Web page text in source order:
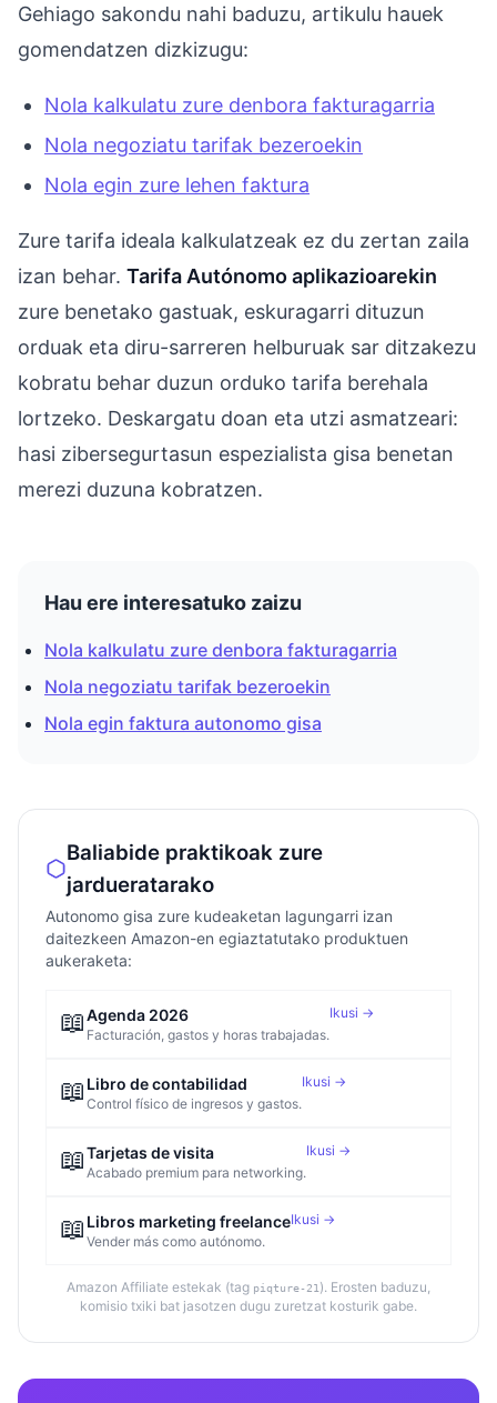
Gehiago sakondu nahi baduzu, artikulu hauek
gomendatzen dizkizugu:
Nola kalkulatu zure denbora fakturagarria
Nola negoziatu tarifak bezeroekin
Nola egin zure lehen faktura
Zure tarifa ideala kalkulatzeak ez du zertan zaila
izan behar. Tarifa Autónomo aplikazioarekin
zure benetako gastuak, eskuragarri dituzun
orduak eta diru-sarreren helburuak sar ditzakezu
kobratu behar duzun orduko tarifa berehala
lortzeko. Deskargatu doan eta utzi asmatzeari:
hasi zibersegurtasun espezialista gisa benetan
merezi duzuna kobratzen.
Hau ere interesatuko zaizu
Nola kalkulatu zure denbora fakturagarria
Nola negoziatu tarifak bezeroekin
Nola egin faktura autonomo gisa
Baliabide praktikoak zure
jardueratarako
Autonomo gisa zure kudeaketan lagungarri izan
daitezkeen Amazon-en egiaztatutako produktuen
aukeraketa:
📖Agenda 2026
Facturación, gastos y horas trabajadas.
Ikusi →
📖 Libro de contabilidad
Control físico de ingresos y gastos.
Ikusi →
📖Tarjetas de visita
Acabado premium para networking.
Ikusi →
📖 Libros marketing freelance
Vender más como autónomo.
Ikusi →
Amazon Affiliate estekak (tag piqture-21 ). Erosten baduzu,
komisio txiki bat jasotzen dugu zuretzat kosturik gabe.